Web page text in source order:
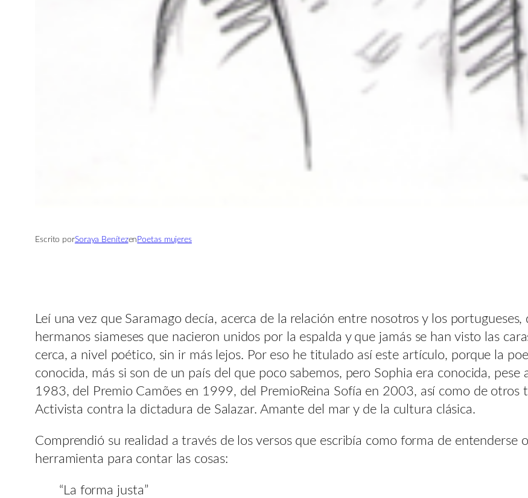
Escrito porSoraya Benítezen Poetas mujeres
Leí una vez que Saramago decía, acerca de la relación entre nosotros y los
hermanos siameses que nacieron unidos por la espalda y que jamás se han visto las
cerca, a nivel poético, sin ir más lejos. Por eso he titulado así este artículo, porque la
conocida, más si son de un país del que poco sabemos, pero Sophia era conocida,
1983, del Premio Camões en 1999, del PremioReina Sofía en 2003, así como de otros
Activista contra la dictadura de Salazar. Amante del mar y de la cultura clásica.
Comprendió su realidad a través de los versos que escribía como forma de entenderse
herramienta para contar las cosas:
“La forma justa”